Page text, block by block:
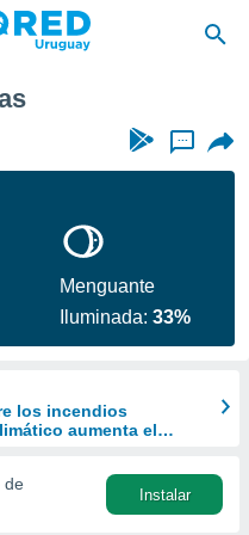
...
Menguante
Iluminada:33%
los incendios
aumenta el
de
Instalar